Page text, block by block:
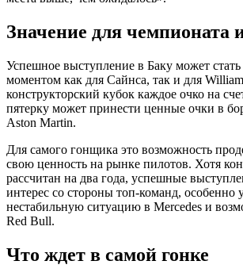
Значение для чемпионата
Успешное выступление в Баку может
моментом как для Сайнса, так и для
конструкторский кубок каждое очко на
пятерку может принести ценные очки в
Aston Martin.
Для самого гонщика это возможность
свою ценность на рынке пилотов. Хотя
рассчитан на два года, успешные
интерес со стороны топ-команд, особенно
нестабильную ситуацию в Mercedes и
Red Bull.
Что ждет в самой гонке